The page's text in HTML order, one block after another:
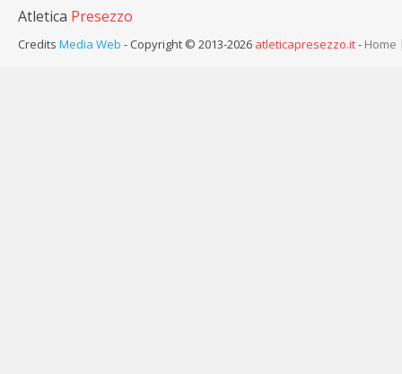
Atletica Presezzo
Credits Media Web - Copyright © 2013-2026 atleticapresezzo.it- Home